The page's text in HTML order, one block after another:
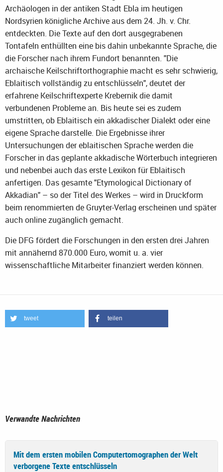
Archäologen in der antiken Stadt Ebla im heutigen
Nordsyrien königliche Archive aus dem 24. Jh. v. Chr.
entdeckten. Die Texte auf den dort ausgegrabenen
Tontafeln enthüllten eine bis dahin unbekannte Sprache, die
die Forscher nach ihrem Fundort benannten. "Die
archaische Keilschriftorthographie macht es sehr schwierig,
Eblaitisch vollständig zu entschlüsseln", deutet der
erfahrene Keilschriftexperte Krebernik die damit
verbundenen Probleme an. Bis heute sei es zudem
umstritten, ob Eblaitisch ein akkadischer Dialekt oder eine
eigene Sprache darstelle. Die Ergebnisse ihrer
Untersuchungen der eblaitischen Sprache werden die
Forscher in das geplante akkadische Wörterbuch integrieren
und nebenbei auch das erste Lexikon für Eblaitisch
anfertigen. Das gesamte "Etymological Dictionary of
Akkadian" – so der Titel des Werkes – wird in Druckform
beim renommierten de Gruyter-Verlag erscheinen und später
auch online zugänglich gemacht.
Die DFG fördert die Forschungen in den ersten drei Jahren
mit annähernd 870.000 Euro, womit u. a. vier
wissenschaftliche Mitarbeiter finanziert werden können.
tweet teilen
Verwandte Nachrichten
Mit dem ersten mobilen Computertomographen der Welt
verborgene Texte entschlüsseln